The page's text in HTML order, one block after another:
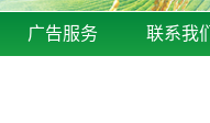
广告服务 联系我们